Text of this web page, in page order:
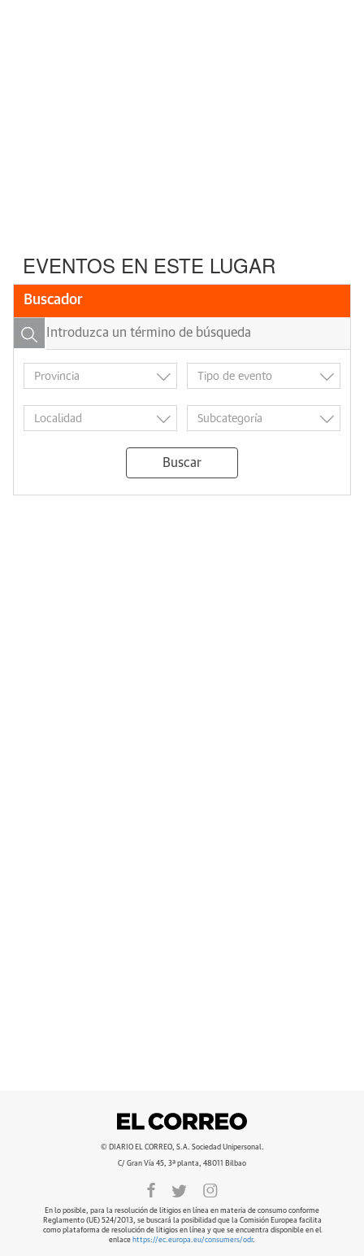
EVENTOS EN ESTE LUGAR
Buscador
Buscar
© DIARIO EL CORREO, S.A. Sociedad Unipersonal.
C/ Gran Vía 45, 3ª planta, 48011 Bilbao
En lo posible, para la resolución de litigios en línea en materia de consumo conforme
Reglamento (UE) 524/2013, se buscará la posibilidad que la Comisión Europea facilita
como plataforma de resolución de litigios en línea y que se encuentra disponible en el
enlace https://ec.europa.eu/consumers/odr.